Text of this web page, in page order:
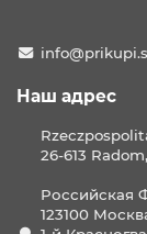
Наш адрес
26-613
Российская
123100